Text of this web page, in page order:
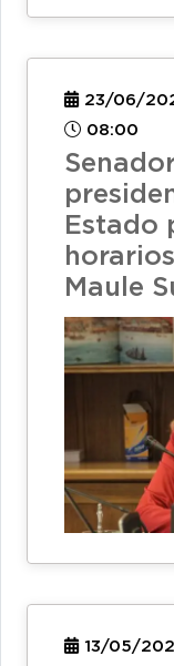
23/06/
08:00
Estado
Maule
13/05/